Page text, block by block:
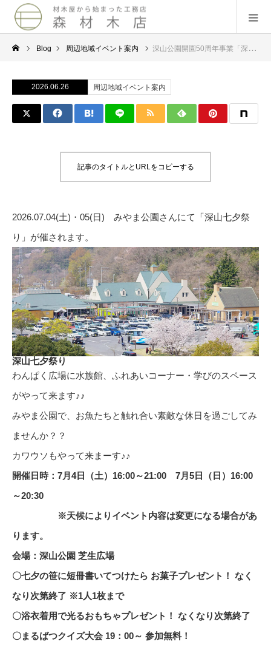
Blog 周辺地域イベント案内 深山公園開園50周年事業「深山七夕祭り」- みやま公園 – 2026.07.04 – 05
2026.06.26 周辺地域イベント案内
記事のタイトルとURLをコピーする
2026.07.04(土)・05(日) みやま公園さんにて「深山七夕祭
り」が催されます。
深山七夕祭り
わんぱく広場に水族館、ふれあいコーナー・学びのスペース
がやって来ます♪♪
みやま公園で、お魚たちと触れ合い素敵な休日を過ごしてみ
ませんか？？
カワウソもやって来まーす♪♪
開催日時： 7月4日（土）16:00～21:00 7月5日（日）16:00
～20:30
※天候によりイベント内容は変更になる場合があ
ります。
会場：深山公園 芝生広場
〇七夕の笹に短冊書いてつけたら お菓子プレゼント！ なく
なり次第終了 ※1人1枚まで
〇浴衣着用で光るおもちゃプレゼント！ なくなり次第終了
〇まるばつクイズ大会 19：00～ 参加無料！